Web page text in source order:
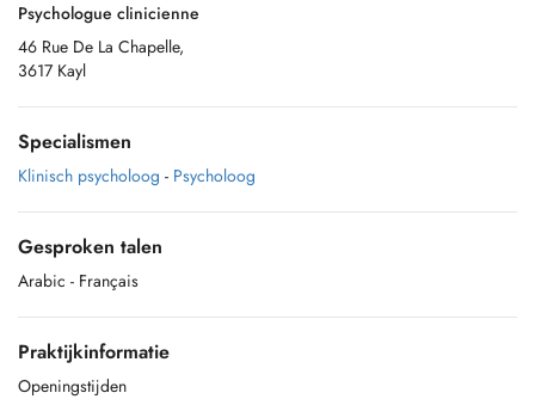
Psychologue clinicienne
46 Rue De La Chapelle,
3617 Kayl
Specialismen
Klinisch psycholoog - Psycholoog
Gesproken talen
Arabic - Français
Praktijkinformatie
Openingstijden